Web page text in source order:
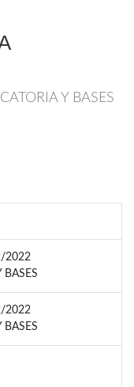
Y BASES
2022
BASES
2022
BASES